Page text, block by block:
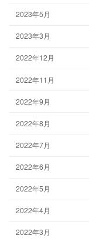
2023年5月
2023年3月
2022年12月
2022年11月
2022年9月
2022年8月
2022年7月
2022年6月
2022年5月
2022年4月
2022年3月